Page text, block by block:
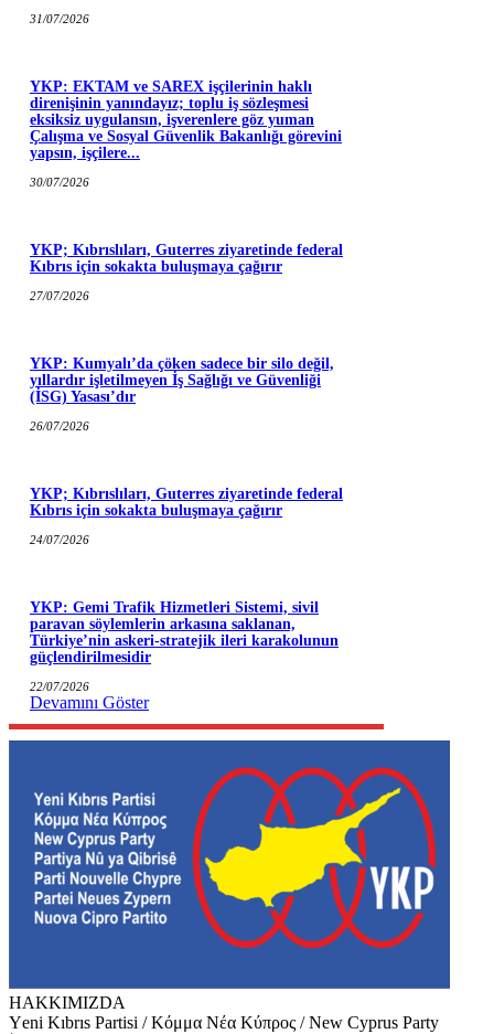
31/07/2026
YKP: EKTAM ve SAREX işçilerinin haklı
direnişinin yanındayız; toplu iş sözleşmesi
eksiksiz uygulansın, işverenlere göz yuman
Çalışma ve Sosyal Güvenlik Bakanlığı görevini
yapsın, işçilere...
30/07/2026
YKP; Kıbrıslıları, Guterres ziyaretinde federal
Kıbrıs için sokakta buluşmaya çağırır
27/07/2026
YKP: Kumyalı’da çöken sadece bir silo değil,
yıllardır işletilmeyen İş Sağlığı ve Güvenliği
(İSG) Yasası’dır
26/07/2026
YKP; Kıbrıslıları, Guterres ziyaretinde federal
Kıbrıs için sokakta buluşmaya çağırır
24/07/2026
YKP: Gemi Trafik Hizmetleri Sistemi, sivil
paravan söylemlerin arkasına saklanan,
Türkiye’nin askeri-stratejik ileri karakolunun
güçlendirilmesidir
22/07/2026
Devamını Göster
HAKKIMIZDA
Υeni Kıbrıs Partisi / Κόμμα Νέα Κύπρος / New Cyprus Party